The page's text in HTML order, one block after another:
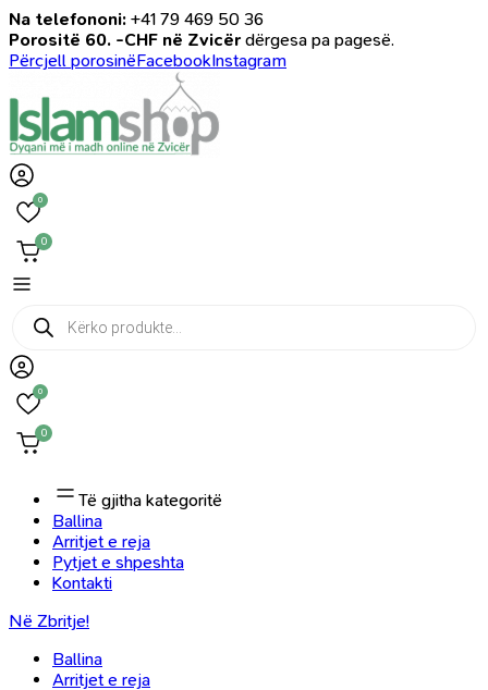
Na telefononi: +41 79 469 50 36
Porositë 60. -CHF në Zvicër dërgesa pa pagesë.
Përcjell porosinëFacebookInstagram
0
0
Products
search
0
0
Të gjitha kategoritë
Ballina
Arritjet e reja
Pytjet e shpeshta
Kontakti
Në Zbritje!
Ballina
Arritjet e reja